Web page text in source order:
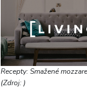
Recepty: Smažené
(Zdroj: )